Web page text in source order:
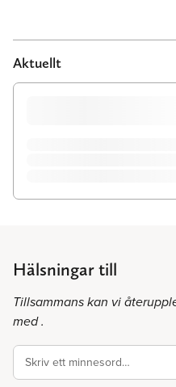
Aktuellt
Hälsningar till
Tillsammans kan vi
med .
Skriv ett minnesord…